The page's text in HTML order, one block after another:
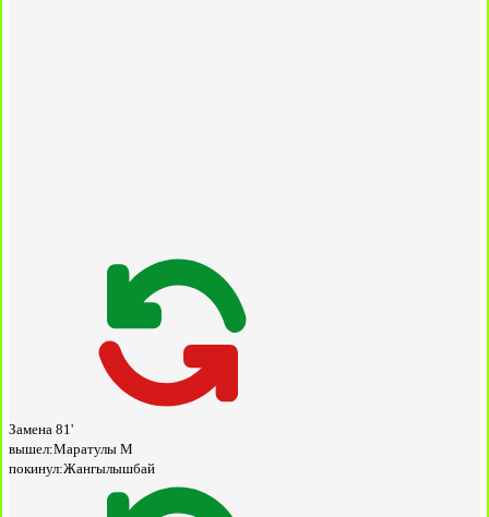
Замена 81'
вышел:Маратулы М
покинул:Жангылышбай